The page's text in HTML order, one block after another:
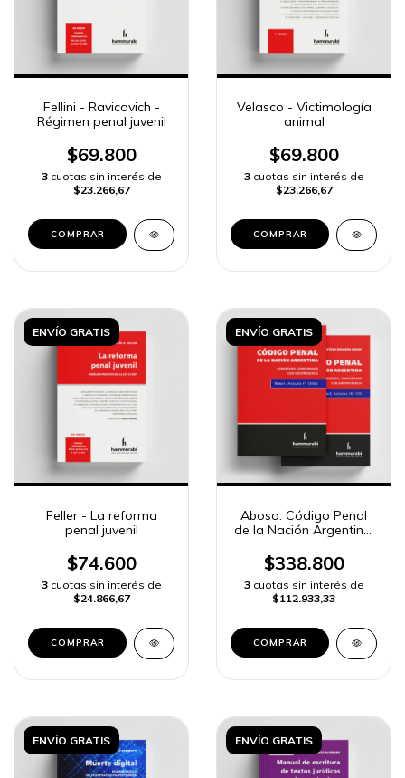
Fellini - Ravicovich -
Régimen penal juvenil
$69.800
3 cuotas sin interés de
$23.266,67
COMPRAR
Velasco - Victimología
animal
$69.800
3 cuotas sin interés de
$23.266,67
COMPRAR
ENVÍO GRATIS
Feller - La reforma
penal juvenil
$74.600
3 cuotas sin interés de
$24.866,67
COMPRAR
ENVÍO GRATIS
Aboso. Código Penal
de la Nación Argentina.
concordado con
jurisprudencia
$338.800
3 cuotas sin interés de
$112.933,33
COMPRAR
ENVÍO GRATIS ENVÍO GRATIS